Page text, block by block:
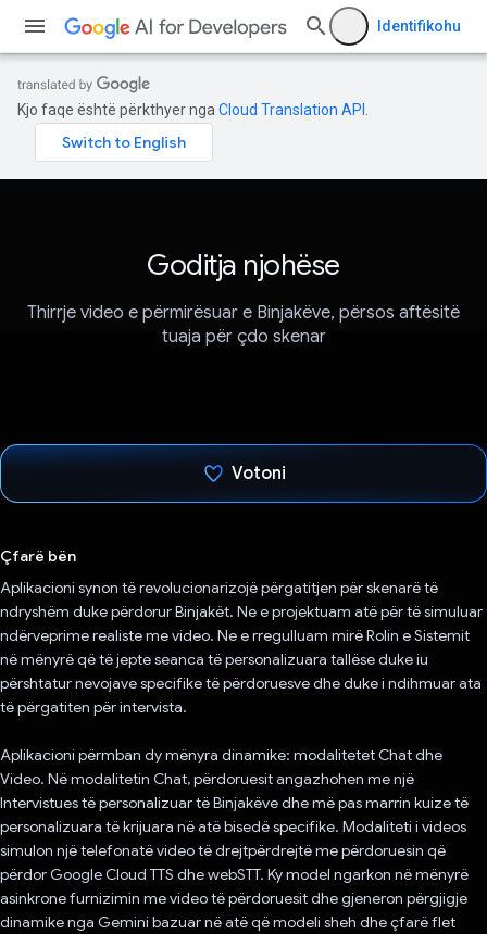
Identifikohu
Kjo faqe është përkthyer nga Cloud Translation API
Goditja njohëse
Thirrje video e përmirësuar e Binjakëve, përsos aftësitë
tuaja për çdo skenar
Votoni
Çfarë bën
Aplikacioni synon të revolucionarizojë përgatitjen për skenarë të
ndryshëm duke përdorur Binjakët. Ne e projektuam atë për të simuluar
ndërveprime realiste me video. Ne e rregulluam mirë Rolin e Sistemit
në mënyrë që të jepte seanca të personalizuara tallëse duke iu
përshtatur nevojave specifike të përdoruesve dhe duke i ndihmuar ata
të përgatiten për intervista.
Aplikacioni përmban dy mënyra dinamike: modalitetet Chat dhe
Video. Në modalitetin Chat, përdoruesit angazhohen me një
Intervistues të personalizuar të Binjakëve dhe më pas marrin kuize të
personalizuara të krijuara në atë bisedë specifike. Modaliteti i videos
simulon një telefonatë video të drejtpërdrejtë me përdoruesin që
përdor Google Cloud TTS dhe webSTT. Ky model ngarkon në mënyrë
asinkrone furnizimin me video të përdoruesit dhe gjeneron përgjigje
dinamike nga Gemini bazuar në atë që modeli sheh dhe çfarë flet